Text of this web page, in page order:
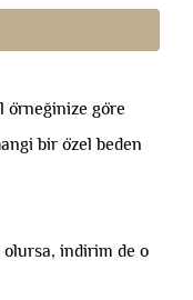
örneğinize göre
bir özel beden
indirim de o